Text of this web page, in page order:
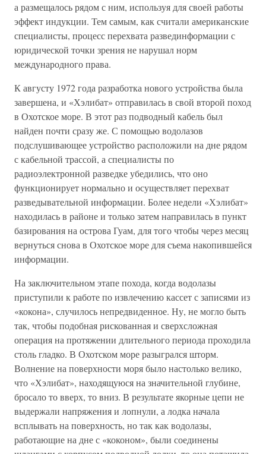
а размещалось рядом с ним, используя для своей работы
эффект индукции. Тем самым, как считали американские
специалисты, процесс перехвата развединформации с
юридической точки зрения не нарушал норм
международного права.
К августу 1972 года разработка нового устройства была
завершена, и «Хэлибат» отправилась в свой второй поход
в Охотское море. В этот раз подводный кабель был
найден почти сразу же. С помощью водолазов
подслушивающее устройство расположили на дне рядом
с кабельной трассой, а специалисты по
радиоэлектронной разведке убедились, что оно
функционирует нормально и осуществляет перехват
разведывательной информации. Более недели «Хэлибат»
находилась в районе и только затем направилась в пункт
базирования на острова Гуам, для того чтобы через месяц
вернуться снова в Охотское море для съема накопившейся
информации.
На заключительном этапе похода, когда водолазы
приступили к работе по извлечению кассет с записями из
«кокона», случилось непредвиденное. Ну, не могло быть
так, чтобы подобная рискованная и сверхсложная
операция на протяжении длительного периода проходила
столь гладко. В Охотском море разыгрался шторм.
Волнение на поверхности моря было настолько велико,
что «Хэлибат», находящуюся на значительной глубине,
бросало то вверх, то вниз. В результате якорные цепи не
выдержали напряжения и лопнули, а лодка начала
всплывать на поверхность, но так как водолазы,
работающие на дне с «коконом», были соединены